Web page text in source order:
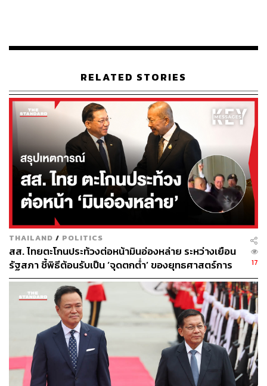
ลดการใช้พลังงานฟอสซิล ส่งเสริมการติดตั้งระบบผลิต
การปล่อยก๊าซเรือนกระจก และสร้างรายได้จาก
คาร์บอนเครดิต
ส่งเสริมการใช้ยานพาหนะที่เป็นมิตรต่อสิ่งแวดล้อม
รวมทั้งสนับสนุนการติดตั้งสถานีประจุไฟฟ้า
การพัฒนาทักษะของประชาชนและนวัตกรรมสําห
รับรองรับการปรับโครงสร้างพลังงานและการสร้าง
เศรษฐกิจใหม่
พ.ร.บ.กู้เงิน 4 แสนล้าน ‘ตีเช็คเปล่า-ผิดวินัยการ
คลัง’ รัฐบาลโต้กลับ ‘ทำไปเพราะความเร่งด่วน
จำเป็น’ อย่างหลีกเลี่ยงไม่ได้?
ศิริกัญญา ตันสกุล สส.แบบบัญชีรายชื่อ และรองหัวหน้าพรรค
ประชาชน ระบุในรายการ THE STANDARD NOW ว่า เห็น
ด้วยกับแผนงานที่ 1 เนื่องจากเศรษฐกิจอยู่ในภาวะชะลอตัว
และค่าครองชีพสูง (Stagflation) อาจส่งผลให้ GDP ราย
ไตรมาสติดลบได้ ประกอบกับงบกลางเหลือไม่ถึง 20,000 ล้าน
บาท และการโอนงบทำได้ยาก รัฐบาลจึงไม่มีเงินจริงๆ ดังนั้น
การกู้เงินเพื่อเยียวยาจึงเป็นสิ่งที่รับได้
RELATED STORIES
THAILAND / POLITICS
สส. ไทยตะโกนประท้วงต่อหน้ามินอ่องหล่าย ระหว่างเยือน
รัฐสภา ชี้พิธีต้อนรับเป็น ‘จุดตกต่ำ’ ของยุทธศาสตร์การ
ทูตไทย
17